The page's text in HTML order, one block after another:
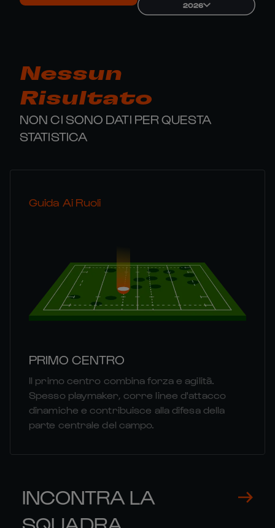
2026
Nessun
Risultato
NON CI SONO DATI PER QUESTA
STATISTICA
Guida Ai Ruoli
PRIMO CENTRO
Il primo centro combina forza e agilità.
Spesso playmaker, corre linee d'attacco
dinamiche e contribuisce alla difesa della
parte centrale del campo.
INCONTRA LA